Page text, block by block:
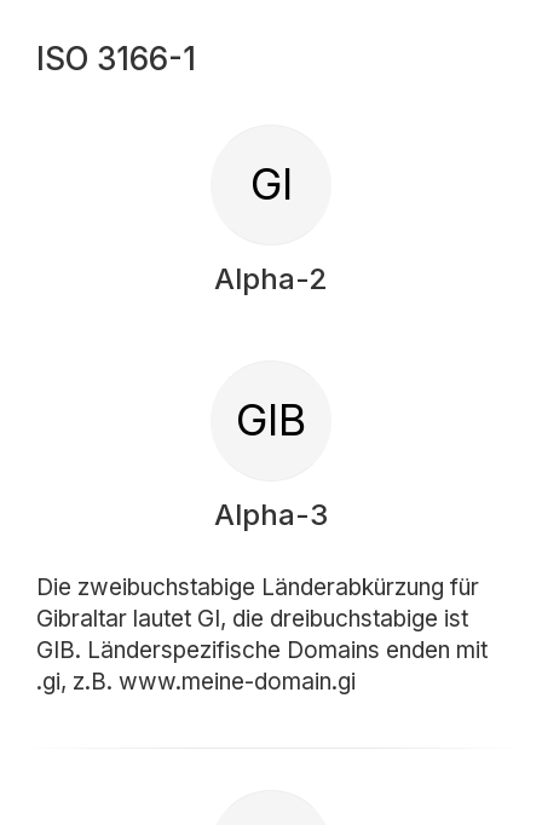
ISO 3166-1
GI
Alpha-2
GIB
Alpha-3
Die zweibuchstabige Länderabkürzung für
Gibraltar lautet GI, die dreibuchstabige ist
GIB. Länderspezifische Domains enden mit
.gi, z.B. www.meine-domain.gi